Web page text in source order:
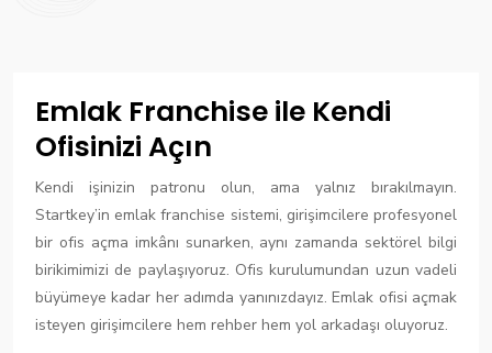
Emlak Franchise ile Kendi
Ofisinizi Açın
Kendi işinizin patronu olun, ama yalnız bırakılmayın.
Startkey’in emlak franchise sistemi, girişimcilere profesyonel
bir ofis açma imkânı sunarken, aynı zamanda sektörel bilgi
birikimimizi de paylaşıyoruz. Ofis kurulumundan uzun vadeli
büyümeye kadar her adımda yanınızdayız. Emlak ofisi açmak
isteyen girişimcilere hem rehber hem yol arkadaşı oluyoruz.